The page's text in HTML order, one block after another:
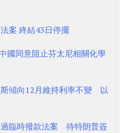
案 終結43日停擺
國同意阻止芬太尼相關化學
傾向12月維持利率不變 以
臨時撥款法案 待特朗普簽